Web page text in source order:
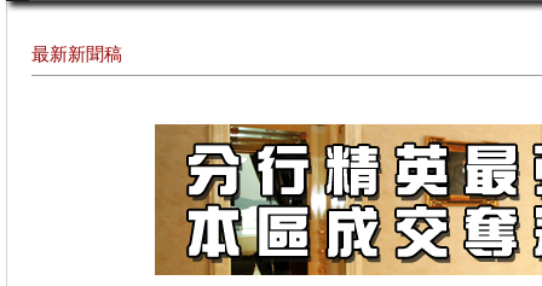
最新新聞稿